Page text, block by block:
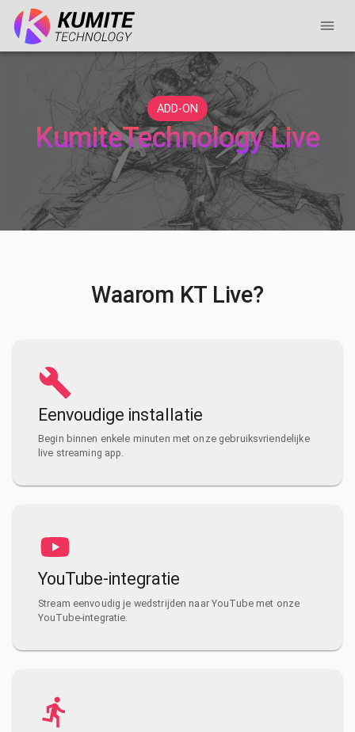
ADD-ON
KumiteTechnology Live
Waarom KT Live?
Eenvoudige installatie
Begin binnen enkele minuten met onze gebruiksvriendelijke
live streaming app.
YouTube-integratie
Stream eenvoudig je wedstrijden naar YouTube met onze
YouTube-integratie.